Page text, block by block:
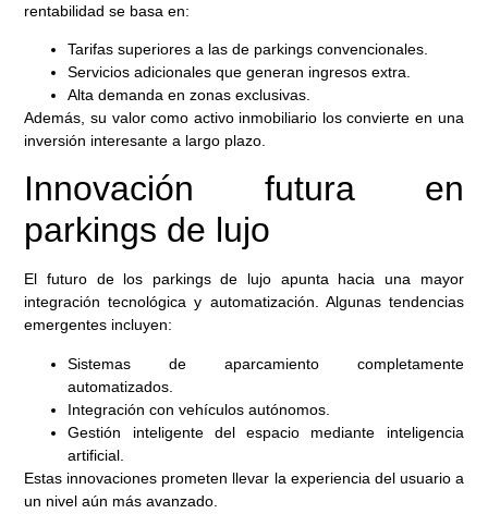
rentabilidad se basa en:
Tarifas superiores a las de parkings convencionales.
Servicios adicionales que generan ingresos extra.
Alta demanda en zonas exclusivas.
Además, su valor como activo inmobiliario los convierte en una
inversión interesante a largo plazo.
Innovación futura en
parkings de lujo
El futuro de los parkings de lujo apunta hacia una mayor
integración tecnológica y automatización. Algunas tendencias
emergentes incluyen:
Sistemas de aparcamiento completamente
automatizados.
Integración con vehículos autónomos.
Gestión inteligente del espacio mediante inteligencia
artificial.
Estas innovaciones prometen llevar la experiencia del usuario a
un nivel aún más avanzado.